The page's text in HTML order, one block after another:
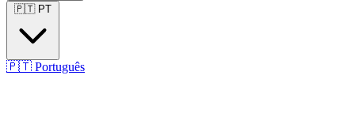
🇵🇹 PT
🇵🇹 Português